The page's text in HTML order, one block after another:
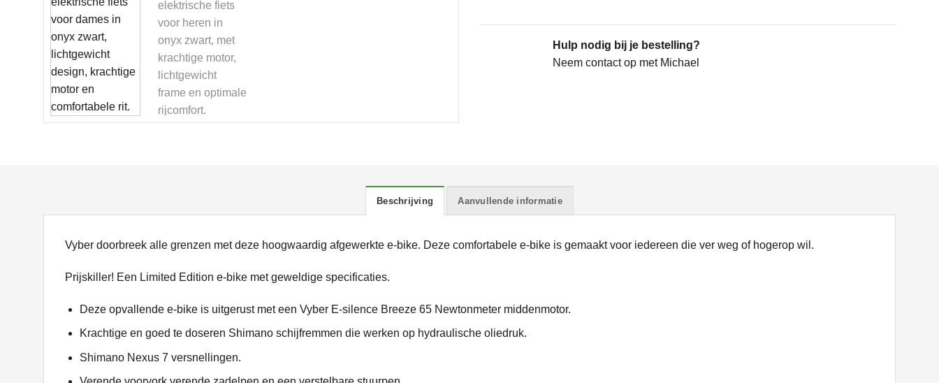
Hulp nodig bij je bestelling?
Neem contact op met Michael
Beschrijving Aanvullende informatie
Vyber doorbreek alle grenzen met deze hoogwaardig afgewerkte e-bike. Deze comfortabele e-bike is gemaakt voor iedereen die ver weg of hogerop wil.
Prijskiller! Een Limited Edition e-bike met geweldige specificaties.
Deze opvallende e-bike is uitgerust met een Vyber E-silence Breeze 65 Newtonmeter middenmotor.
Krachtige en goed te doseren Shimano schijfremmen die werken op hydraulische oliedruk.
Shimano Nexus 7 versnellingen.